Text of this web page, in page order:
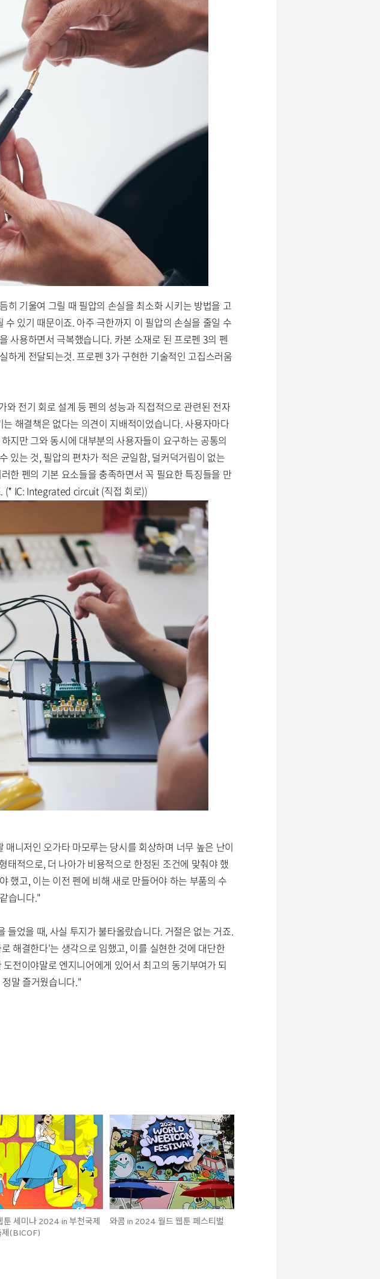
히 기울여 그릴 때 필압의 손실을 최소화 시키는 방법을 고
있기 때문이죠. 아주 극한까지 이 필압의 손실을 줄일 수
사용하면서 극복했습니다. 카본 소재로 된 프로펜 3의 펜
하게 전달되는것. 프로펜 3가 구현한 기술적인 고집스러움
전기 회로 설계 등 펜의 성능과 직접적으로 관련된 전자
해결책은 없다는 의견이 지배적이었습니다. 사용자마다
지만 그와 동시에 대부분의 사용자들이 요구하는 공통의
있는 것, 필압의 편차가 적은 균일함, 덜커덕거림이 없는
한 펜의 기본 요소들을 충족하면서 꼭 필요한 특징들을 만
(* IC: Integrated circuit (직접 회로))
니저인 오가타 마모루는 당시를 회상하며 너무 높은 난이
적으로, 더 나아가 비용적으로 한정된 조건에 맞춰야 했
했고, 이는 이전 펜에 비해 새로 만들어야 하는 부품의 수
습니다."
었을 때, 사실 투지가 불타올랐습니다. 거절은 없는 거죠.
해결한다'는 생각으로 임했고, 이를 실현한 것에 대단한
전이야말로 엔지니어에게 있어서 최고의 동기부여가 되
말 즐거웠습니다."
툰 세미나 2024 in 부천국제
제(BICOF)
와콤 in 2024 월드 웹툰 페스티벌